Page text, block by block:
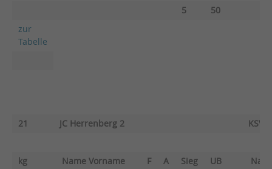
5
50
zur
Tabelle
21 JC Herrenberg 2 KSV
kg Name Vorname F A Sieg UB